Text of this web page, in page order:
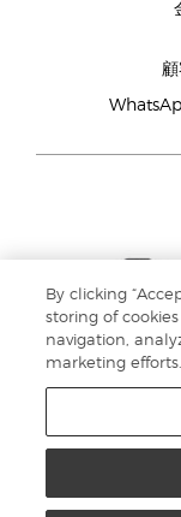
By clicking
storing of
navigation,
marketing efforts.